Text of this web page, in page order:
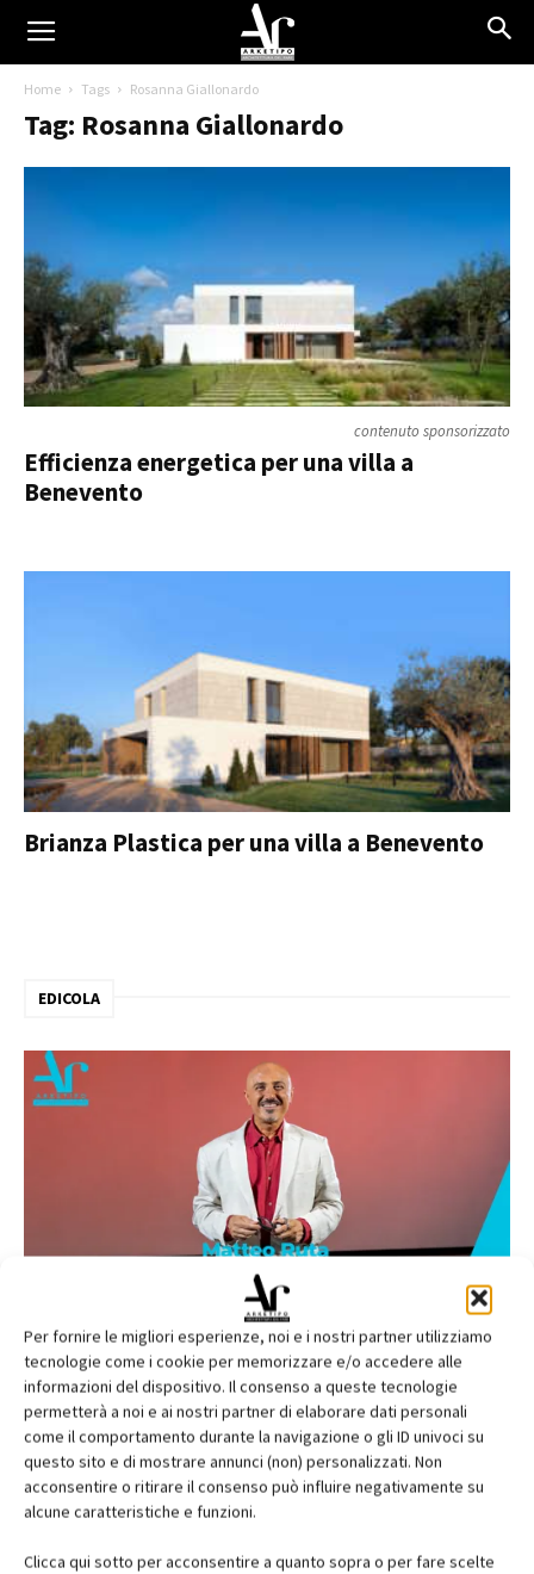
Per fornire le migliori esperienze, noi e i nostri partner utilizziamo
tecnologie come i cookie per memorizzare e/o accedere alle
informazioni del dispositivo. Il consenso a queste tecnologie
permetterà a noi e ai nostri partner di elaborare dati personali
come il comportamento durante la navigazione o gli ID univoci su
questo sito e di mostrare annunci (non) personalizzati. Non
acconsentire o ritirare il consenso può influire negativamente su
alcune caratteristiche e funzioni.
Clicca qui sotto per acconsentire a quanto sopra o per fare scelte
Home Tags Rosanna Giallonardo
Tag: Rosanna Giallonardo
contenuto sponsorizzato
Efficienza energetica per una villa a
Benevento
Brianza Plastica per una villa a Benevento
EDICOLA